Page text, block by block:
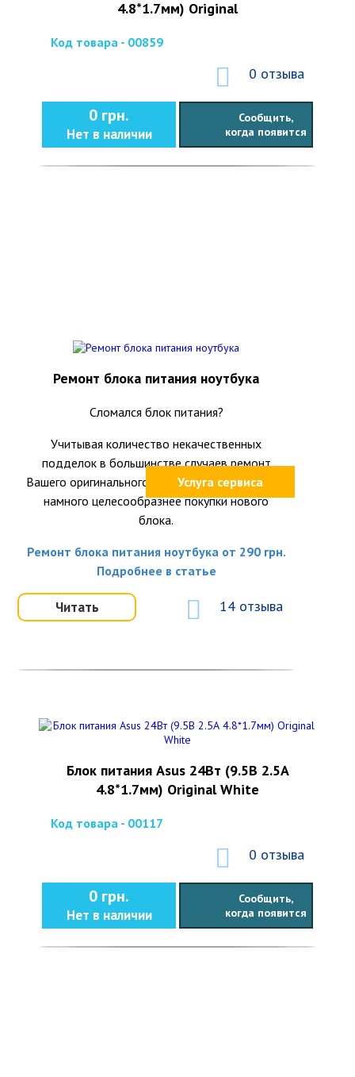
4.8*1.7мм) Original
Код товара - 00859
0 отзыва
0 грн.
Нет в наличии
Сообщить,
когда появится
Услуга сервиса
Ремонт блока питания ноутбука
Сломался блок питания?
Учитывая количество некачественных
подделок в большинстве случаев ремонт
Вашего оригинального блока питания окажется
намного целесообразнее покупки нового
блока.
Ремонт блока питания ноутбука от 290 грн.
Подробнее в статье
Читать 14 отзыва
Блок питания Asus 24Вт (9.5В 2.5А
4.8*1.7мм) Original White
Код товара - 00117
0 отзыва
0 грн.
Нет в наличии
Сообщить,
когда появится